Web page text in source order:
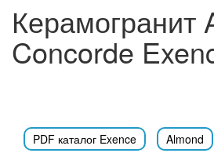
Керамогранит
Concorde
PDF каталог Exence Almond